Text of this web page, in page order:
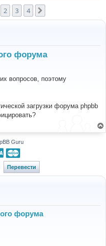
2 3 4
форума
вопросов, поэтому
загрузки форума phpbb
Guru
форума